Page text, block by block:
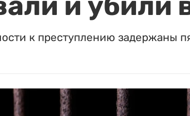
к преступлению задержаны